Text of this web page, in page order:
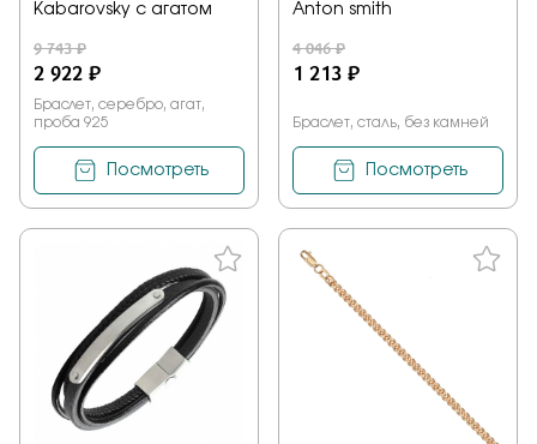
Kabarovsky с агатом
9 743 ₽
2 922 ₽
Браслет, серебро, агат,
проба 925
Посмотреть
Anton smith
4 046 ₽
1 213 ₽
Браслет, сталь, без камней
Посмотреть